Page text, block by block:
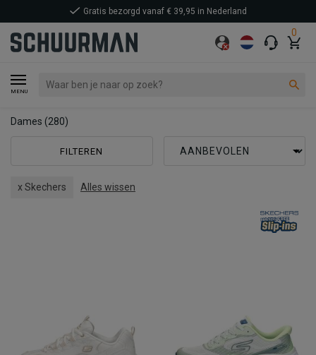
0
MENU
Gratis bezorgd vanaf € 39,95 in Nederland
Dames (280)
FILTEREN
x Skechers Alles wissen